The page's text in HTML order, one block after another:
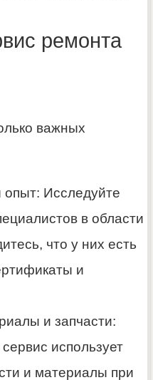
ремонта
важных
Исследуйте
в области
что у них есть
и
и запчасти:
использует
и материалы при